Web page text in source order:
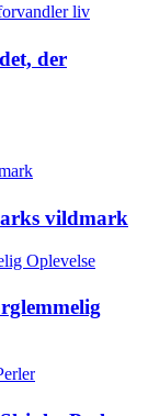
der
vildmark